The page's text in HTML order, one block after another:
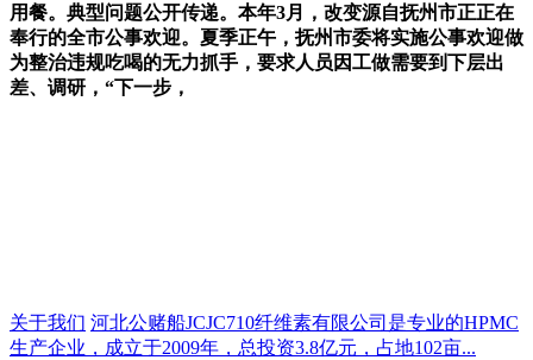
用餐。典型问题公开传递。本年3月，改变源自抚州市正正在
奉行的全市公事欢迎。夏季正午，抚州市委将实施公事欢迎做
为整治违规吃喝的无力抓手，要求人员因工做需要到下层出
差、调研，“下一步，
关于我们 河北公赌船JCJC710纤维素有限公司是专业的HPMC
生产企业，成立于2009年，总投资3.8亿元，占地102亩...